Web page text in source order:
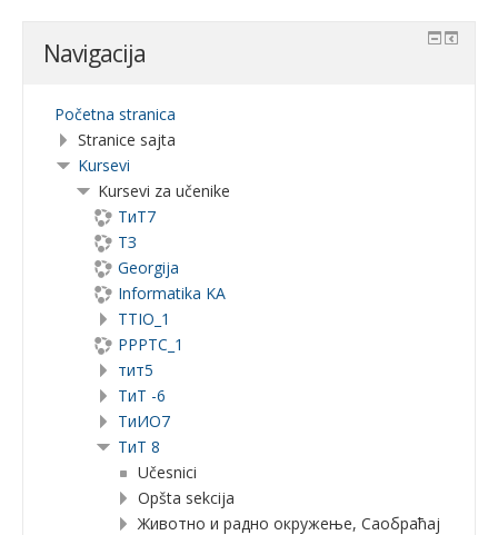
Navigacija
Početna stranica
Stranice sajta
Kursevi
Kursevi za učenike
ТиТ7
ТЗ
Georgija
Informatika KA
TTIO_1
PPPTC_1
тит5
ТиТ -6
TиИО7
ТиТ 8
Učesnici
Opšta sekcija
Животно и радно окружење, Саобраћај